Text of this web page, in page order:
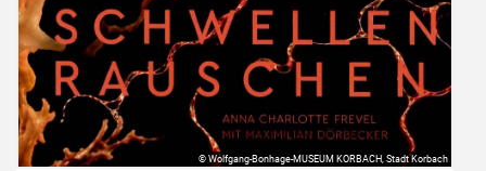
© Wolfgang-Bonhage-MUSEUM KORBACH, Stadt Korbach